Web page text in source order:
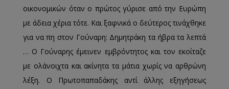
οικονομικών όταν ο πρώτος γύρισε από την Ευρώπη
με άδεια χέρια τότε. Και ξαφνικά ο δεύτερος τινάχθηκε
για να πη στον Γούναρη: Δημητράκη τα ήβρα τα λεπτά
… Ο Γούναρης έμεινεν εμβρόντητος και τον εκοίταζε
με ολάνοιχτα και ακίνητα τα μάτια χωρίς να αρθρώνη
λέξη. Ο Πρωτοπαπαδάκης αντί άλλης εξηγήσεως